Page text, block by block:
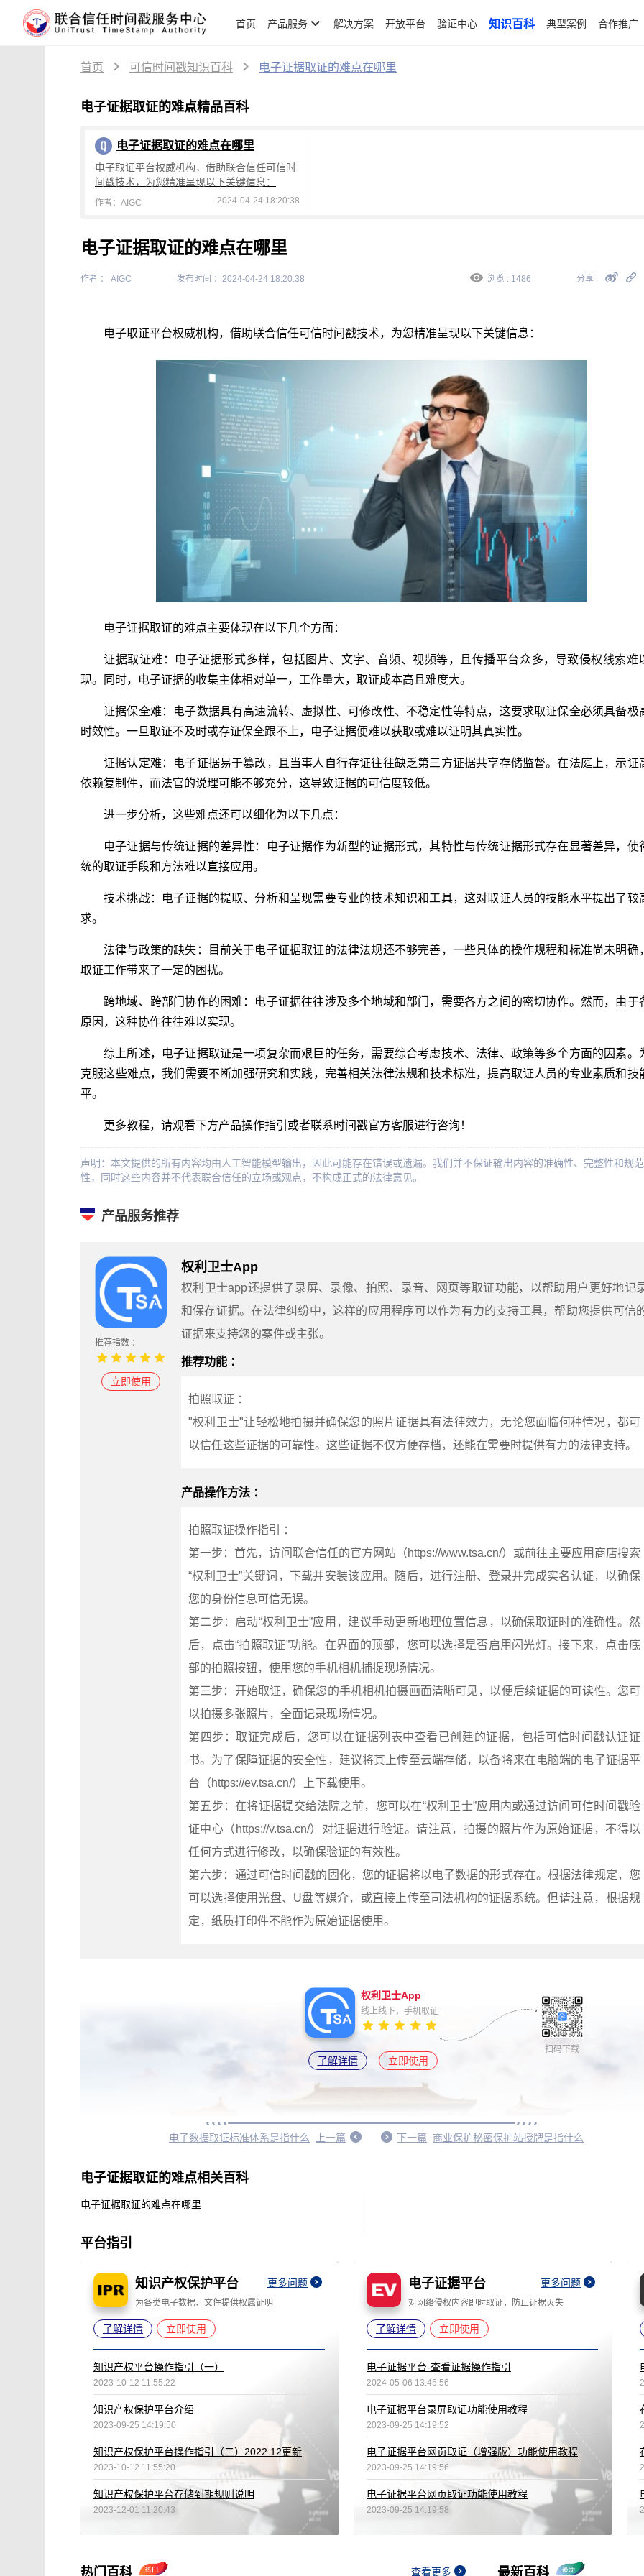
首页 产品服务 解决方案 开放平台 验证中心 知识百科 典型案例 合作推广
首页 可信时间戳知识百科 电子证据取证的难点在哪里
电子证据取证的难点精品百科
电子证据取证的难点在哪里
电子取证平台权威机构，借助联合信任可信时
间戳技术，为您精准呈现以下关键信息：
作者：AIGC 2024-04-24 18:20:38
电子证据取证的难点在哪里
作者 ： AIGC 发布时间 ：2024-04-24 18:20:38 浏览 : 1486 分享 :
电子取证平台权威机构，借助联合信任可信时间戳技术，为您精准呈现以下关键信息：
电子证据取证的难点主要体现在以下几个方面：
证据取证难：电子证据形式多样，包括图片、文字、音频、视频等，且传播平台众多，导致侵权线索难
现。同时，电子证据的收集主体相对单一，工作量大，取证成本高且难度大。
证据保全难：电子数据具有高速流转、虚拟性、可修改性、不稳定性等特点，这要求取证保全必须具备极
时效性。一旦取证不及时或存证保全跟不上，电子证据便难以获取或难以证明其真实性。
证据认定难：电子证据易于篡改，且当事人自行存证往往缺乏第三方证据共享存储监督。在法庭上，示证
依赖复制件，而法官的说理可能不够充分，这导致证据的可信度较低。
进一步分析，这些难点还可以细化为以下几点：
电子证据与传统证据的差异性：电子证据作为新型的证据形式，其特性与传统证据形式存在显著差异，使
统的取证手段和方法难以直接应用。
技术挑战：电子证据的提取、分析和呈现需要专业的技术知识和工具，这对取证人员的技能水平提出了较
求。
法律与政策的缺失：目前关于电子证据取证的法律法规还不够完善，一些具体的操作规程和标准尚未明确
取证工作带来了一定的困扰。
跨地域、跨部门协作的困难：电子证据往往涉及多个地域和部门，需要各方之间的密切协作。然而，由于
原因，这种协作往往难以实现。
综上所述，电子证据取证是一项复杂而艰巨的任务，需要综合考虑技术、法律、政策等多个方面的因素。
克服这些难点，我们需要不断加强研究和实践，完善相关法律法规和技术标准，提高取证人员的专业素质和技
平。
更多教程，请观看下方产品操作指引或者联系时间戳官方客服进行咨询！
声明：本文提供的所有内容均由人工智能模型输出，因此可能存在错误或遗漏。我们并不保证输出内容的准确性、完整性和规范
性，同时这些内容并不代表联合信任的立场或观点，不构成正式的法律意见。
产品服务推荐
推荐指数 ：
立即使用
权利卫士App
权利卫士app还提供了录屏、录像、拍照、录音、网页等取证功能，以帮助用户更好地记
和保存证据。在法律纠纷中，这样的应用程序可以作为有力的支持工具，帮助您提供可信
证据来支持您的案件或主张。
推荐功能 ：
拍照取证 ：
"权利卫士"让轻松地拍摄并确保您的照片证据具有法律效力，无论您面临何种情况，都可
以信任这些证据的可靠性。这些证据不仅方便存档，还能在需要时提供有力的法律支持。
产品操作方法 ：
拍照取证操作指引 ：
第一步：首先，访问联合信任的官方网站（https://www.tsa.cn/）或前往主要应用商店搜索
“权利卫士”关键词，下载并安装该应用。随后，进行注册、登录并完成实名认证，以确保
您的身份信息可信无误。
第二步：启动“权利卫士”应用，建议手动更新地理位置信息，以确保取证时的准确性。然
后，点击“拍照取证”功能。在界面的顶部，您可以选择是否启用闪光灯。接下来，点击底
部的拍照按钮，使用您的手机相机捕捉现场情况。
第三步：开始取证，确保您的手机相机拍摄画面清晰可见，以便后续证据的可读性。您可
以拍摄多张照片，全面记录现场情况。
第四步：取证完成后，您可以在证据列表中查看已创建的证据，包括可信时间戳认证证
书。为了保障证据的安全性，建议将其上传至云端存储，以备将来在电脑端的电子证据平
台（https://ev.tsa.cn/）上下载使用。
第五步：在将证据提交给法院之前，您可以在“权利卫士”应用内或通过访问可信时间戳验
证中心（https://v.tsa.cn/）对证据进行验证。请注意，拍摄的照片作为原始证据，不得以
任何方式进行修改，以确保验证的有效性。
第六步：通过可信时间戳的固化，您的证据将以电子数据的形式存在。根据法律规定，您
可以选择使用光盘、U盘等媒介，或直接上传至司法机构的证据系统。但请注意，根据规
定，纸质打印件不能作为原始证据使用。
权利卫士App
线上线下，手机取证
了解详情 立即使用
扫码下载
电子数据取证标准体系是指什么 上一篇 下一篇 商业保护秘密保护站授牌是指什么
电子证据取证的难点相关百科
电子证据取证的难点在哪里
平台指引
知识产权保护平台 更多问题
为各类电子数据、文件提供权属证明
了解详情 立即使用
知识产权平台操作指引（一）
2023-10-12 11:55:22
知识产权保护平台介绍
2023-09-25 14:19:50
知识产权保护平台操作指引（二）2022.12更新
2023-10-12 11:55:20
知识产权保护平台存储到期规则说明
2023-12-01 11:20:43
电子证据平台 更多问题
对网络侵权内容即时取证，防止证据灭失
了解详情 立即使用
电子证据平台-查看证据操作指引
2024-05-06 13:45:56
电子证据平台录屏取证功能使用教程
2023-09-25 14:19:52
电子证据平台网页取证（增强版）功能使用教程
2023-09-25 14:19:56
电子证据平台网页取证功能使用教程
2023-09-25 14:19:58
热门百科 查看更多 最新百科